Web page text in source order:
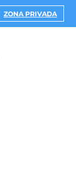
ZONA PRIVADA